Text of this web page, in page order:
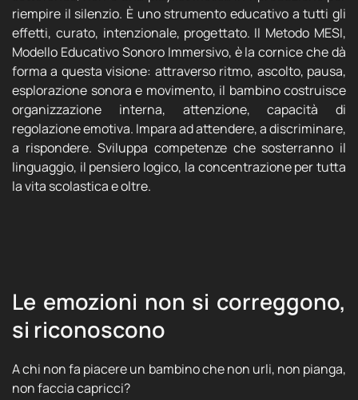
riempire il silenzio. È uno strumento educativo a tutti gli
effetti, curato, intenzionale, progettato. Il Metodo MESI,
Modello Educativo Sonoro Immersivo, è la cornice che dà
forma a questa visione: attraverso ritmo, ascolto, pausa,
esplorazione sonora e movimento, il bambino costruisce
organizzazione interna, attenzione, capacità di
regolazione emotiva. Impara ad attendere, a discriminare,
a rispondere. Sviluppa competenze che sosterranno il
linguaggio, il pensiero logico, la concentrazione per tutta
la vita scolastica e oltre.
Le emozioni non si correggono,
si riconoscono
A chi non fa piacere un bambino che non urli, non pianga,
non faccia capricci?